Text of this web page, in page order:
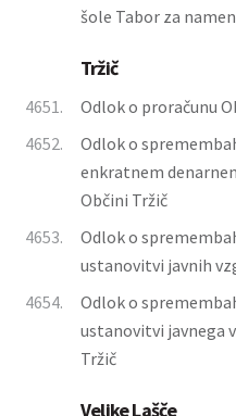
šole Tabor za
Tržič
4651.
Odlok o proračunu
4652.
Odlok o
enkratnem
Občini Tržič
4653.
Odlok o
ustanovitvi javnih
4654.
Odlok o
ustanovitvi javnega
Tržič
Velike Lašče